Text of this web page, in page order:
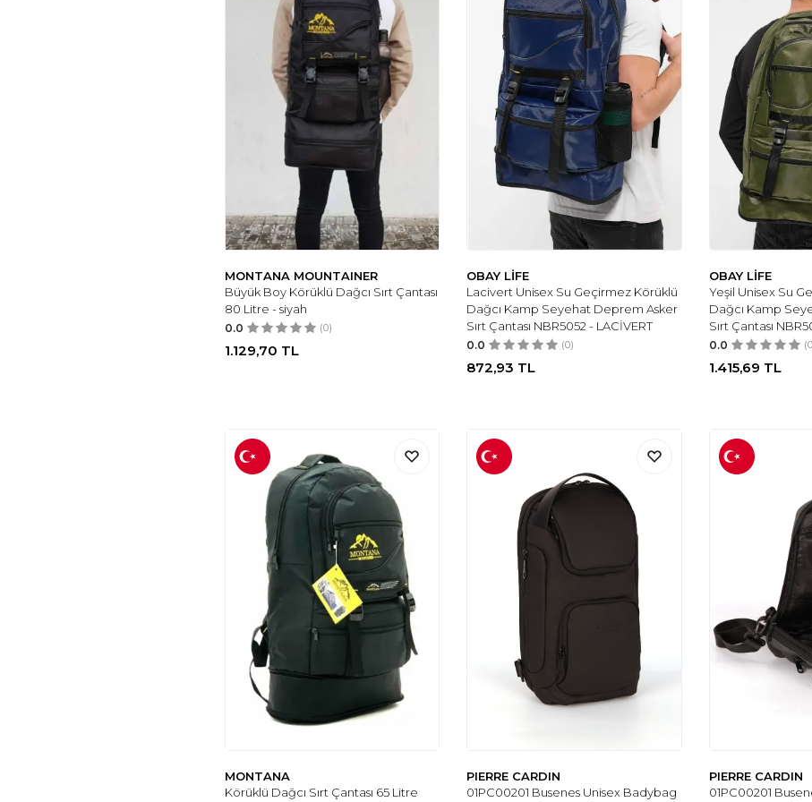
MONTANA MOUNTAINER
Büyük Boy Körüklü Dağcı Sırt Çantası
80 Litre - siyah
0.0 (0)
1.129,70 TL
OBAY LİFE
Lacivert Unisex Su Geçirmez Körüklü
Dağcı Kamp Seyehat Deprem Asker
Sırt Çantası NBR5052 - LACİVERT
0.0 (0)
872,93 TL
OBAY LİFE
Yeşil Unisex Su
Dağcı Kamp
Sırt Çantası
0.0
1.415,69 TL
MONTANA
Körüklü Dağcı Sırt Çantası 65 Litre
PIERRE CARDIN
01PC00201 Busenes Unisex Badybag
PIERRE CARDIN
01PC00201